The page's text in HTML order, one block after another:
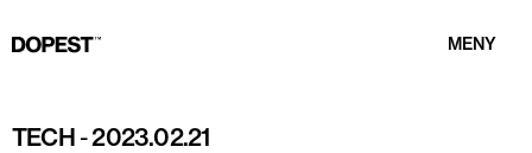
MENY
TECH-2023.02.21